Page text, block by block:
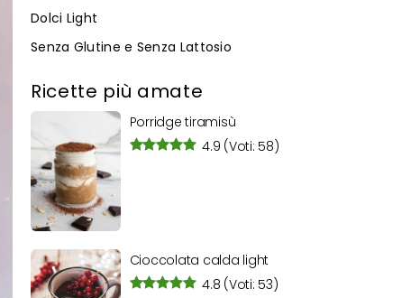
Dolci Light
Senza Glutine e Senza Lattosio
Ricette più amate
Porridge tiramisù
4.9 (Voti: 58)
Cioccolata calda light
4.8 (Voti: 53)